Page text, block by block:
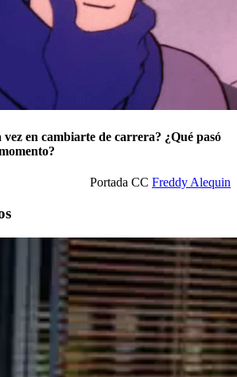
vez en cambiarte de carrera? ¿Qué pasó
Portada CC Freddy Alequin